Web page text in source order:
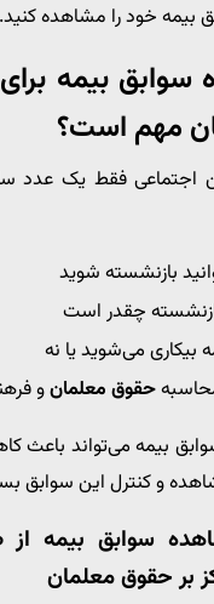
خود را مشاهده کنید.
سوابق بیمه
مهم است؟
اجتماعی فقط یک عدد
بازنشسته شوید
چقدر است
بیکاری می‌شوید یا نه
حقوق معلمانو
بیمه می‌تواند باعث
و کنترل این سوابق
سوابق بیمه از
بر حقوق معلمان